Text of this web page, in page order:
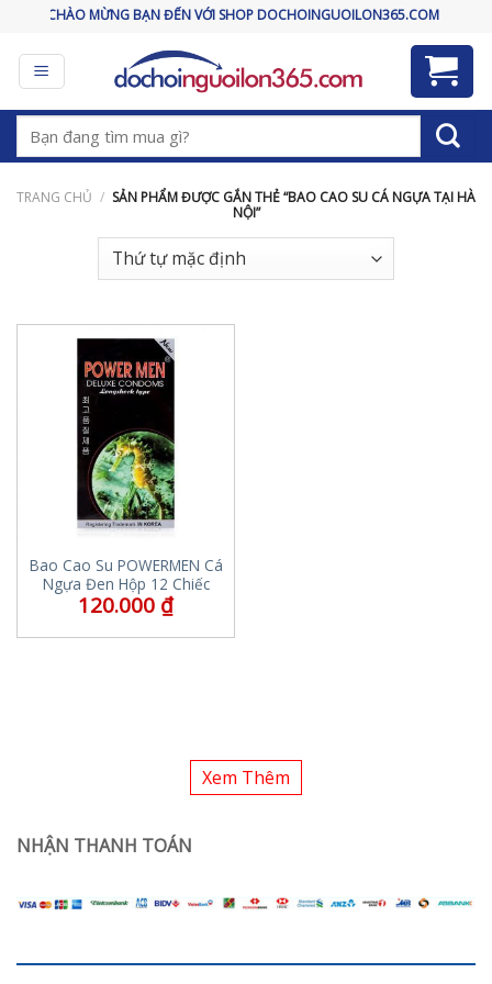
content
CHÀO MỪNG BẠN ĐẾN VỚI SHOP DOCHOINGUOILON365.COM
Tìm
kiếm:
TRANG CHỦ / SẢN PHẨM ĐƯỢC GẮN THẺ “BAO CAO SU CÁ NGỰA TẠI HÀ
NỘI”
Bao Cao Su POWERMEN Cá
Ngựa Đen Hộp 12 Chiếc
120.000 ₫
Xem Thêm
NHẬN THANH TOÁN